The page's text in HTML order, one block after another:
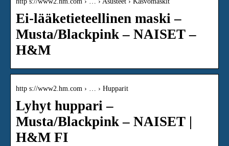
Ei-lääketieteellinen maski –
Musta/Blackpink – NAISET –
H&M
http s://www2.hm.com › … › Hupparit
Lyhyt huppari –
Musta/Blackpink – NAISET |
H&M FI